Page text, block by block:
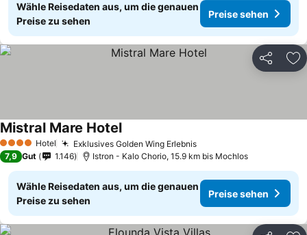
Wähle Reisedaten aus, um die genauen
Preise zu sehen
Preise sehen
Teilen
4 Sterne Hotel Exklusives Golden Wing Erlebnis
Mistral Mare Hotel
7,9 Gut 1.146 Istron - Kalo Chorio, 15.9 km bis Mochlos
Wähle Reisedaten aus, um die genauen
Preise zu sehen
Preise sehen